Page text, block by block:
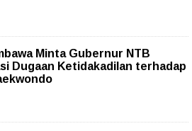
Minta Gubernur NTB
Dugaan Ketidakadilan terhadap